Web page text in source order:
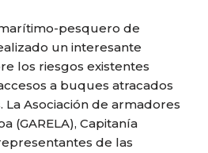
pesquero de
un interesante
los riesgos existentes
a buques atracados
Asociación de armadores
(GARELA), Capitanía
de las